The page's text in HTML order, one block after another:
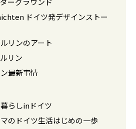
ドイツ発デザインストー
リンのアート
リン
最新事情
らしinドイツ
のドイツ生活はじめの一歩